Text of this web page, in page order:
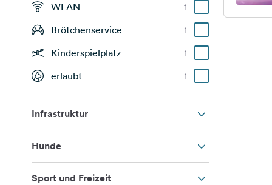
WLAN 1
Brötchenservice 1
Kinderspielplatz 1
erlaubt 1
Infrastruktur
Hunde
Sport und Freizeit